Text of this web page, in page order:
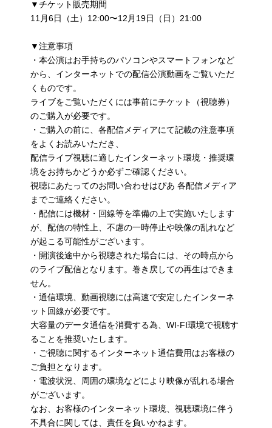
▼チケット販売期間
11月6日（土）12:00〜12月19日（日）21:00
▼注意事項
・本公演はお手持ちのパソコンやスマートフォンなど
から、インターネットでの配信公演動画をご覧いただ
くものです。
ライブをご覧いただくには事前にチケット（視聴券）
のご購入が必要です。
・ご購入の前に、各配信メディアにて記載の注意事項
をよくお読みいただき、
配信ライブ視聴に適したインターネット環境・推奨環
境をお持ちかどうか必ずご確認ください。
視聴にあたってのお問い合わせはぴあ 各配信メディア
までご連絡ください。
・配信には機材・回線等を準備の上で実施いたします
が、配信の特性上、不慮の一時停止や映像の乱れなど
が起こる可能性がございます。
・開演後途中から視聴された場合には、その時点から
のライブ配信となります。巻き戻しての再生はできま
せん。
・通信環境、動画視聴には高速で安定したインターネ
ット回線が必要です。
大容量のデータ通信を消費する為、WI-FI環境で視聴す
ることを推奨いたします。
・ご視聴に関するインターネット通信費用はお客様の
ご負担となります。
・電波状況、周囲の環境などにより映像が乱れる場合
がございます。
なお、お客様のインターネット環境、視聴環境に伴う
不具合に関しては、責任を負いかねます。